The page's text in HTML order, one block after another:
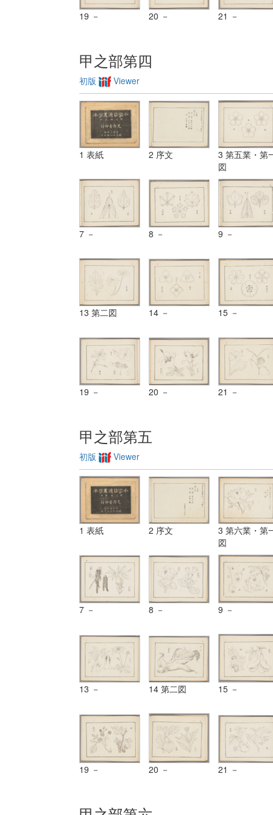
19 － 20 － 21 －
甲之部第四
初版 Viewer
1 表紙 2 序文
3 第五業・第
図
7 － 8 － 9 －
13 第二図 14 － 15 －
19 － 20 － 21 －
甲之部第五
初版 Viewer
1 表紙 2 序文
3 第六業・第
図
7 － 8 － 9 －
13 － 14 第二図 15 －
19 － 20 － 21 －